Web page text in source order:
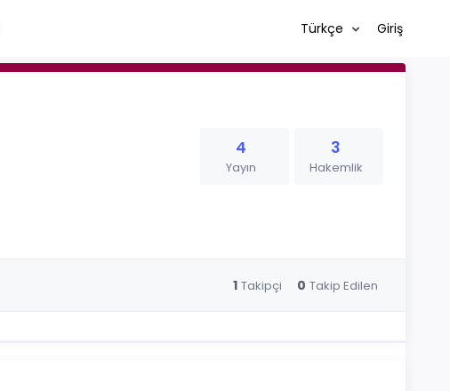
Türkçe Giriş
4
Yayın
3
Hakemlik
1 Takipçi 0 Takip Edilen